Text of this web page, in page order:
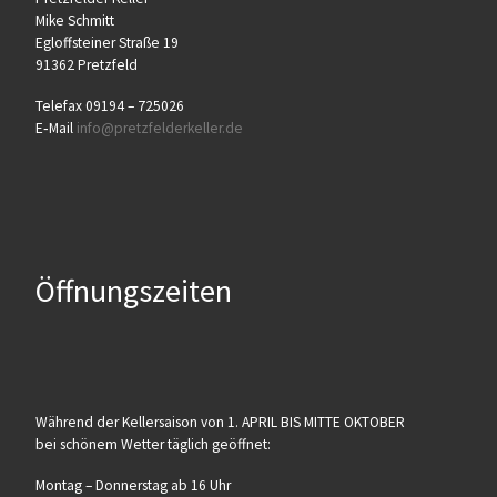
Mike Schmitt
Egloff­stei­ner Stra­ße 19
91362 Pretzfeld
Tele­fax 09194 – 725026
E‑Mail info@​pretzfelderkeller.​de
Öffnungszeiten
Wäh­rend der Kel­ler­sai­son von 1. APRIL BIS MITTE OKTOBER
bei schö­nem Wet­ter täg­lich geöffnet:
Mon­tag – Don­ners­tag ab 16 Uhr